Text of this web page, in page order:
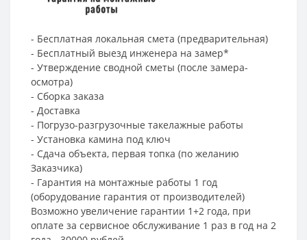
- Бесплатная локальная смета (предварительная)
- Бесплатный выезд инженера на замер*
- Утверждение сводной сметы (после замера-
осмотра)
- Сборка заказа
- Доставка
- Погрузо-разгрузочные такелажные работы
- Установка камина под ключ
- Сдача объекта, первая топка (по желанию
Заказчика)
- Гарантия на монтажные работы 1 год
(оборудование гарантия от производителей)
Возможно увеличение гарантии 1+2 года, при
оплате за сервисное обслуживание 1 раз в год на 2